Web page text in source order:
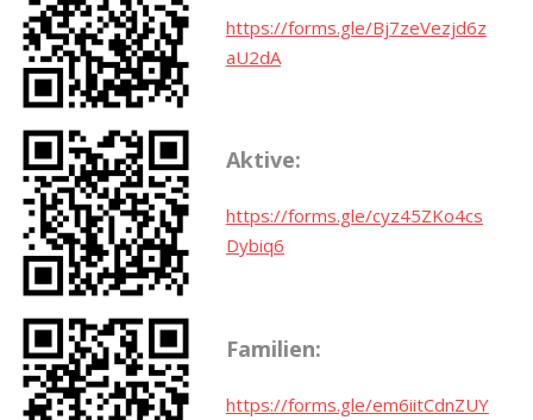
https://forms.gle/Bj7zeVezjd6z
aU2dA
Aktive:
https://forms.gle/cyz45ZKo4cs
Dybiq6
Familien:
https://forms.gle/em6iitCdnZUY